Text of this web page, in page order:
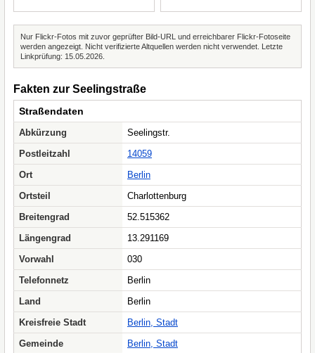
Nur Flickr-Fotos mit zuvor geprüfter Bild-URL und erreichbarer Flickr-Fotoseite
werden angezeigt. Nicht verifizierte Altquellen werden nicht verwendet. Letzte
Linkprüfung: 15.05.2026.
Fakten zur Seelingstraße
Straßendaten
Abkürzung
Seelingstr.
Postleitzahl
14059
Ort
Berlin
Ortsteil
Charlottenburg
Breitengrad
52.515362
Längengrad
13.291169
Vorwahl
030
Telefonnetz
Berlin
Land
Berlin
Kreisfreie Stadt
Berlin, Stadt
Gemeinde
Berlin, Stadt